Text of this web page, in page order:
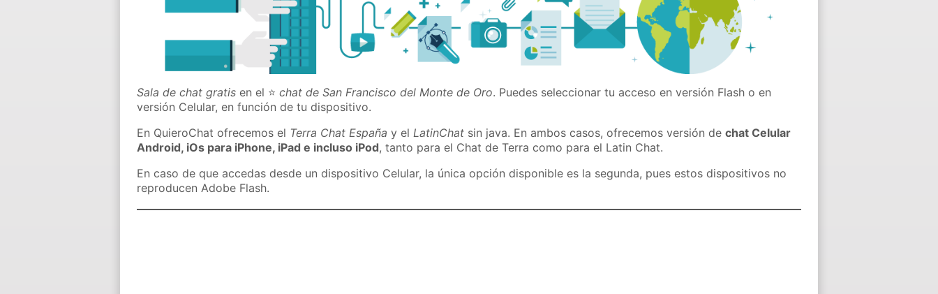
Sala de chat gratis en el ⭐chat de San Francisco del Monte de Oro. Puedes seleccionar tu acceso en versión Flash o en
versión Celular, en función de tu dispositivo.
En QuieroChat ofrecemos el Terra Chat España y elLatinChat sin java. En ambos casos, ofrecemos versión dechat Celular
Android, iOs para iPhone, iPad e incluso iPod, tanto para el Chat de Terra como para el Latin Chat.
En caso de que accedas desde un dispositivo Celular, la única opción disponible es la segunda, pues estos dispositivos no
reproducen Adobe Flash.